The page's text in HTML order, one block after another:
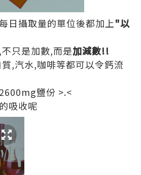
日攝取量的單位後都加上"以
只是加數,而是加減數!!
,汽水,咖啡等都可以令鈣流
鹽份 >.<
吸收呢